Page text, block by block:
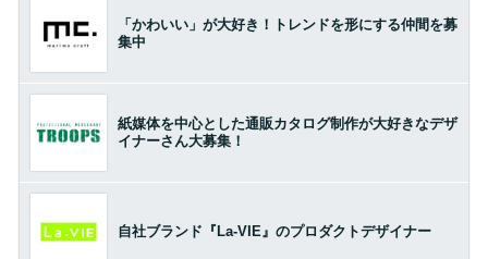
「かわいい」が大好き！トレンドを形にする仲間を募
集中
紙媒体を中心とした通販カタログ制作が大好きなデザ
イナーさん大募集！
自社ブランド『La-VIE』のプロダクトデザイナー